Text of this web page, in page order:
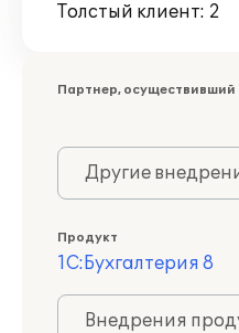
Толстый клиент: 2
Партнер,
Другие
Продукт
1С:Бухгалтерия 8
Внедрения